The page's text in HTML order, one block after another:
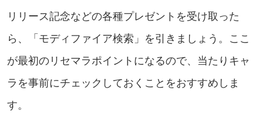
リリース記念などの各種プレゼントを受け取った
ら、「モディファイア検索」を引きましょう。ここ
が最初のリセマラポイントになるので、当たりキャ
ラを事前にチェックしておくことをおすすめしま
す。